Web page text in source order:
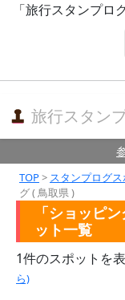
「旅行スタンプ
旅行スタン
TOP> スタンプログ
グ ( 鳥取県 )
「ショッピ
ット一覧
1件のスポットを
ら)